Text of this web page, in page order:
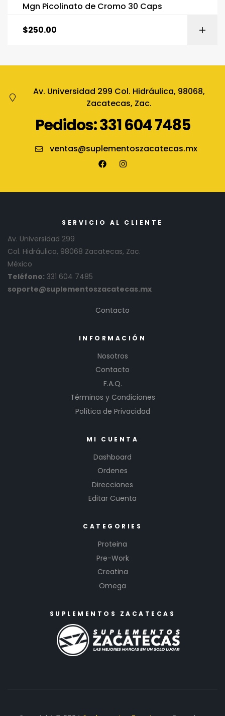
Mgn Picolinato de Cromo 30 Caps
$250.00
Av. Universidad 299 Col. Hidráulica, 98068,
Zacatecas, Zac.
Pedidos: 331 604 7485
ventas@suplementoszacatecas.mx
SERVICIO AL CLIENTE
Av. Universidad 299
Col. Hidráulica, 98068 Zacatecas, Zac.
México
Teléfono: 331 604 7485
soporte@suplementoszacatecas.mx
Contacto
INFORMACIÓN
Nosotros
Contacto
F.A.Q.
Términos y Condiciones
Política de Privacidad
MI CUENTA
Dashboard
Ordenes
Direcciones
Editar Cuenta
CATEGORIES
Proteina
Pre-Work
Creatina
Omega
SUPLEMENTOS ZACATECAS